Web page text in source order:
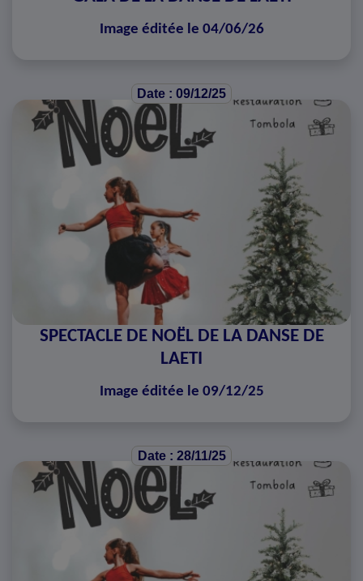
Image éditée le 04/06/26
Date : 09/12/25
SPECTACLE DE NOËL DE LA DANSE DE
LAETI
Image éditée le 09/12/25
Date : 28/11/25